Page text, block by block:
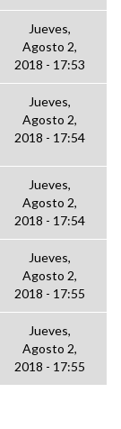
Jueves,
Agosto 2,
2018 - 17:53
Jueves,
Agosto 2,
2018 - 17:54
Jueves,
Agosto 2,
2018 - 17:54
Jueves,
Agosto 2,
2018 - 17:55
Jueves,
Agosto 2,
2018 - 17:55